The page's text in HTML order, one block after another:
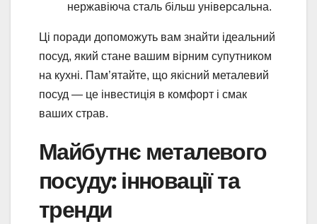
нержавіюча сталь більш універсальна.
Ці поради допоможуть вам знайти ідеальний
посуд, який стане вашим вірним супутником
на кухні. Пам’ятайте, що якісний металевий
посуд — це інвестиція в комфорт і смак
ваших страв.
Майбутнє металевого
посуду: інновації та
тренди